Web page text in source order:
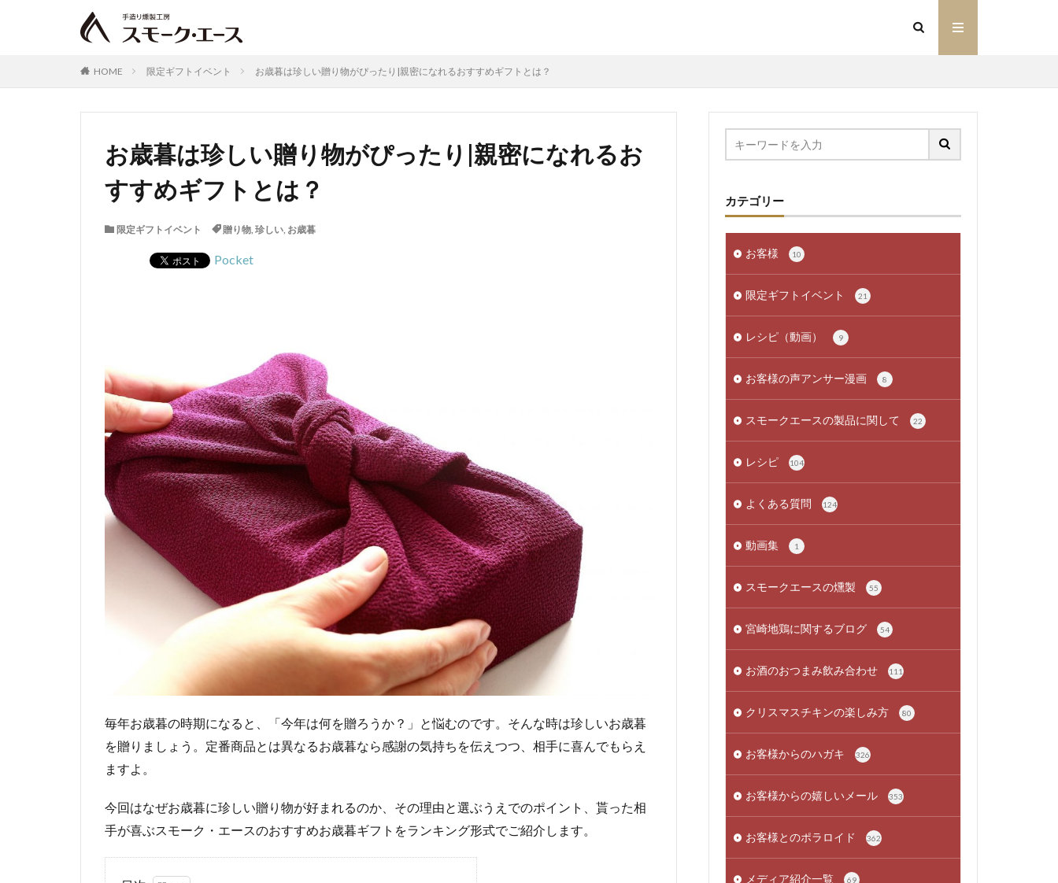
HOME 限定ギフトイベント お歳暮は珍しい贈り物がぴったり|親密になれるおすすめギフトとは？
お歳暮は珍しい贈り物がぴったり|親密になれるお
すすめギフトとは？
限定ギフトイベント 贈り物, 珍しい, お歳暮
Pocket
毎年お歳暮の時期になると、「今年は何を贈ろうか？」と悩むのです。そんな時は珍しいお歳暮
を贈りましょう。定番商品とは異なるお歳暮なら感謝の気持ちを伝えつつ、相手に喜んでもらえ
ますよ。
今回はなぜお歳暮に珍しい贈り物が好まれるのか、その理由と選ぶうえでのポイント、貰った相
手が喜ぶスモーク・エースのおすすめお歳暮ギフトをランキング形式でご紹介します。
カテゴリー
お客様 10
限定ギフトイベント 21
レシピ（動画） 9
お客様の声アンサー漫画 8
スモークエースの製品に関して 22
レシピ 104
よくある質問 124
動画集 1
スモークエースの燻製 55
宮崎地鶏に関するブログ 54
お酒のおつまみ飲み合わせ 111
クリスマスチキンの楽しみ方 80
お客様からのハガキ 326
お客様からの嬉しいメール 353
お客様とのポラロイド 362
メディア紹介一覧 69